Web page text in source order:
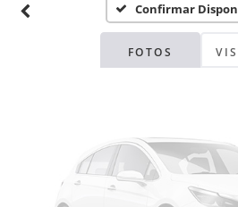
Confirmar
FOTOS
Por favor,